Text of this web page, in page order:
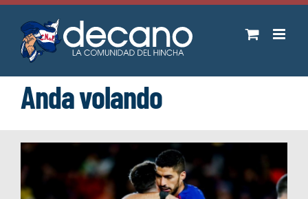
Saltar
contenido
Anda volando